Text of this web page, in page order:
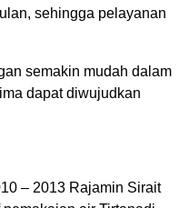
sehingga pelayanan
semakin mudah dalam
dapat diwujudkan
– 2013 Rajamin Sirait